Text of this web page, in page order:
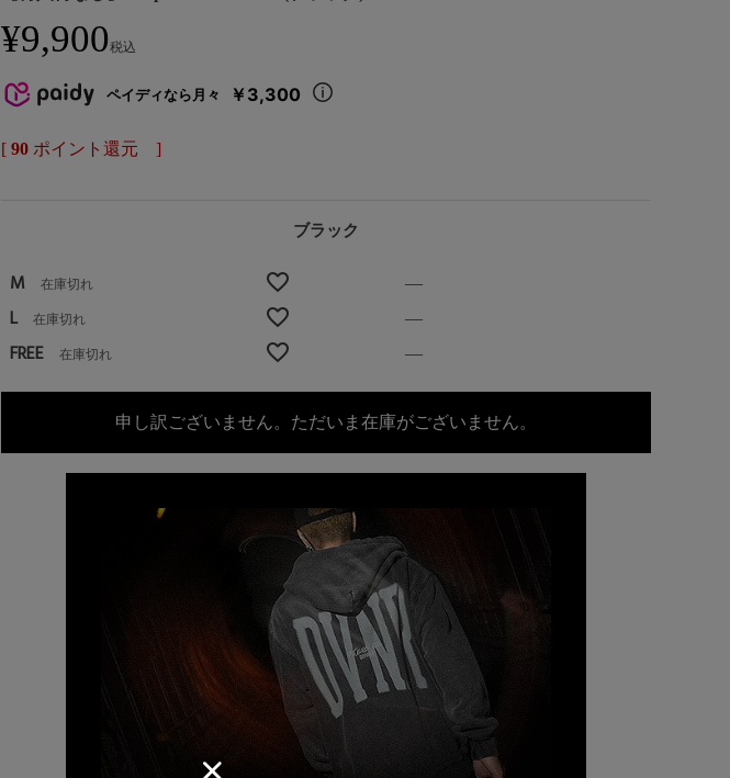
¥9,900税込
ペイディなら月々 ￥3,300
[ 90 ポイント還元 ]
ブラック
M 在庫切れ —
L 在庫切れ —
FREE 在庫切れ —
申し訳ございません。ただいま在庫がございません。